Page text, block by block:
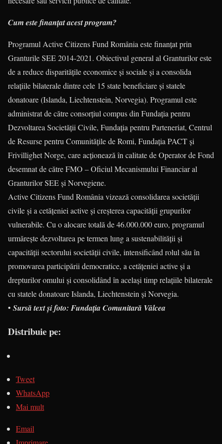
Cum este finanțat acest program?
Programul Active Citizens Fund România este finanțat prin
Granturile SEE 2014-2021. Obiectivul general al Granturilor este
de a reduce disparitățile economice și sociale și a consolida
relațiile bilaterale dintre cele 15 state beneficiare și statele
donatoare (Islanda, Liechtenstein, Norvegia). Programul este
administrat de către consorțiul compus din Fundația pentru
Dezvoltarea Societății Civile, Fundația pentru Parteneriat, Centrul
de Resurse pentru Comunitățile de Romi, Fundația PACT și
Frivillighet Norge, care acționează în calitate de Operator de Fond
desemnat de către FMO – Oficiul Mecanismului Financiar al
Granturilor SEE și Norvegiene.
Active Citizens Fund România vizează consolidarea societății
civile și a cetățeniei active și creșterea capacității grupurilor
vulnerabile. Cu o alocare totală de 46.000.000 euro, programul
urmărește dezvoltarea pe termen lung a sustenabilității și
capacității sectorului societății civile, intensificând rolul său în
promovarea participării democratice, a cetățeniei active și a
drepturilor omului și consolidând în același timp relațiile bilaterale
cu statele donatoare Islanda, Liechtenstein și Norvegia.
• Sursă text și foto: Fundația Comunitară Vâlcea
Distribuie pe:
Tweet
WhatsApp
Mai mult
Email